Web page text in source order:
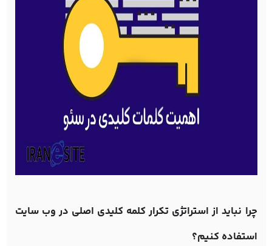
چرا نباید از استراتژی تکرار کلمه کلیدی اصلی در وب سایت
استفاده کنیم؟